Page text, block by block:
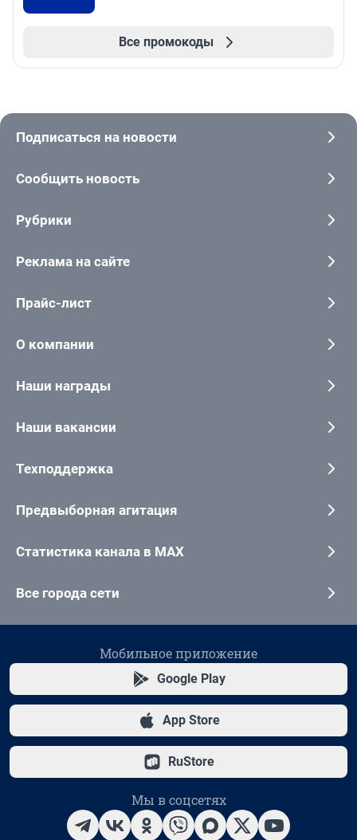
Все промокоды
Подписаться на новости
Сообщить новость
Рубрики
Реклама на сайте
Прайс-лист
О компании
Наши награды
Наши вакансии
Техподдержка
Предвыборная агитация
Статистика канала в MAX
Все города сети
Мобильное приложение
Google Play
App Store
RuStore
Мы в соцсетях